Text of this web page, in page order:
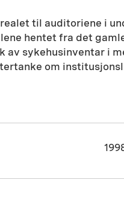
til auditoriene i
hentet fra det
sykehusinventar i
om